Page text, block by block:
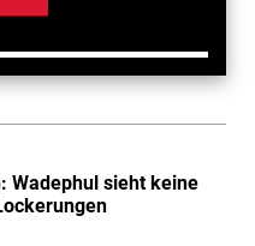
an allen Grenzen
Wadephul sieht keine